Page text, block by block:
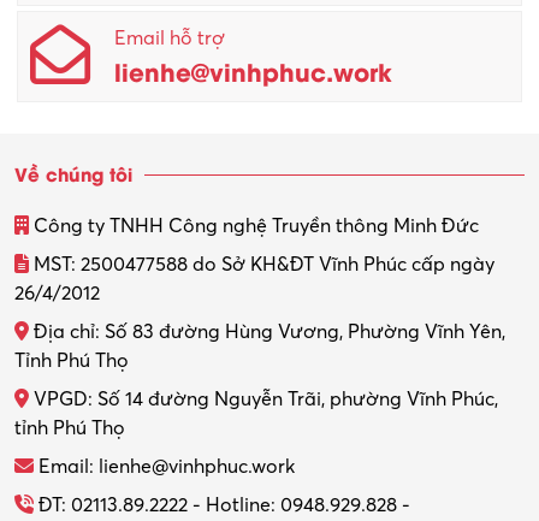
Email hỗ trợ
lienhe@vinhphuc.work
Về chúng tôi
Công ty TNHH Công nghệ Truyền thông Minh Đức
MST: 2500477588 do Sở KH&ĐT Vĩnh Phúc cấp ngày
26/4/2012
Địa chỉ: Số 83 đường Hùng Vương, Phường Vĩnh Yên,
Tỉnh Phú Thọ
VPGD: Số 14 đường Nguyễn Trãi, phường Vĩnh Phúc,
tỉnh Phú Thọ
Email: lienhe@vinhphuc.work
ĐT: 02113.89.2222 - Hotline: 0948.929.828 -